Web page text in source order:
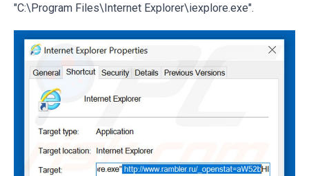
"C:\Program Files\Internet Explorer\iexplore.exe".